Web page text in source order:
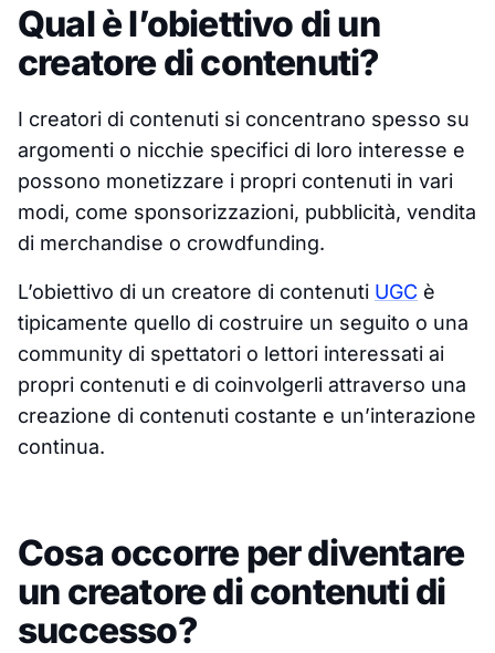
Qual è l’obiettivo di un
creatore di contenuti?
I creatori di contenuti si concentrano spesso su
argomenti o nicchie specifici di loro interesse e
possono monetizzare i propri contenuti in vari
modi, come sponsorizzazioni, pubblicità, vendita
di merchandise o crowdfunding.
L’obiettivo di un creatore di contenuti UGC è
tipicamente quello di costruire un seguito o una
community di spettatori o lettori interessati ai
propri contenuti e di coinvolgerli attraverso una
creazione di contenuti costante e un’interazione
continua.
Cosa occorre per diventare
un creatore di contenuti di
successo?